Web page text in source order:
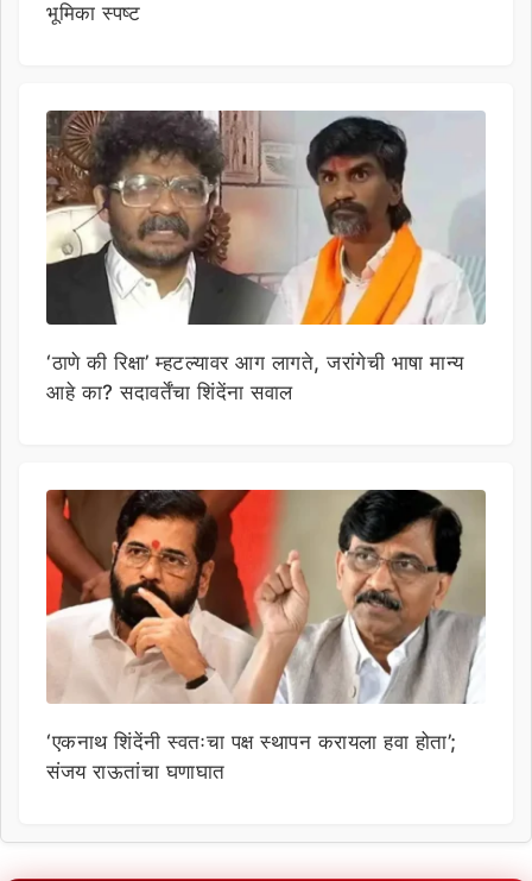
भूमिका स्पष्ट
‘ठाणे की रिक्षा’ म्हटल्यावर आग लागते, जरांगेची भाषा मान्य
आहे का? सदावर्तेंचा शिंदेंना सवाल
‘एकनाथ शिंदेंनी स्वतःचा पक्ष स्थापन करायला हवा होता’;
संजय राऊतांचा घणाघात